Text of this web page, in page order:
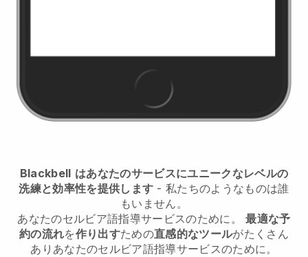
Blackbell はあなたのサービスにユニークなレベルの
洗練と効率性を提供します - 私たちのようなものは誰
もいません。
あなたのセルビア語指導サービスのために。
最適な予
約の流れを作り出すための直感的なツールがたくさん
あり あなたのセルビア語指導サービスのために。